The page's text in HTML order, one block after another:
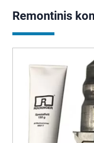
Remontinis